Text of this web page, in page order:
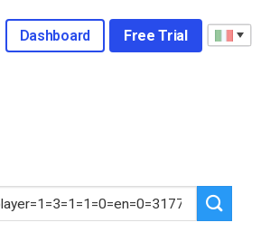
Dashboard Free Trial